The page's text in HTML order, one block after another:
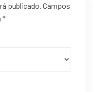
publicado. Campos
*